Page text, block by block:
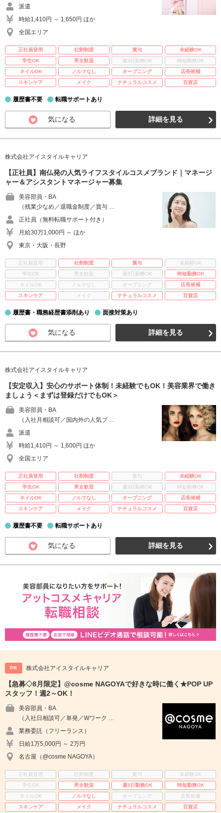
派遣
時給1,410円 ～ 1,650円 ほか
全国エリア
正社員登用 社割制度 賞与
未経験OK
学生OK
男女歓迎 週3日勤務OK
時短勤務OK
ネイルOK
ノルマなし オープニング
店長候補
スキンケア
メイク ナチュラルコスメ 百貨店
履歴書不要 転職サポートあり
気になる 詳細を見る
株式会社アイスタイルキャリア
【正社員】南仏発の人気ライフスタイルコスメブランド｜マネージ
ャー＆アシスタントマネージャー募集
美容部員・BA
（残業少なめ／退職金制度／賞与 …
正社員（無料転職サポート付き）
月給30万1,000円 ～ ほか
東京・大阪・長野
正社員登用 社割制度 賞与
未経験OK
学生OK
男女歓迎 週3日勤務OK
時短勤務OK
ネイルOK
ノルマなし オープニング
店長候補
スキンケア
メイク ナチュラルコスメ 百貨店
履歴書・職務経歴書添削あり 面接対策あり
気になる 詳細を見る
株式会社アイスタイルキャリア
【安定収入】安心のサポート体制！未経験でもOK！美容業界で働き
ましょう＜まずは登録だけでもOK＞
美容部員・BA
（入社月相談可／国内外の人気ブ …
派遣
時給1,410円 ～ 1,600円 ほか
全国エリア
正社員登用 社割制度 賞与
未経験OK
学生OK
男女歓迎 週3日勤務OK
時短勤務OK
ネイルOK
ノルマなし オープニング
店長候補
スキンケア
メイク ナチュラルコスメ 百貨店
履歴書不要 転職サポートあり
気になる 詳細を見る
PR 株式会社アイスタイルキャリア
【急募◇8月限定】@cosme NAGOYAで好きな時に働く★POP UP
スタッフ！週2～OK！
美容部員・BA
（入社日相談可／単発／Wワーク …
業務委託（フリーランス）
日給1万5,000円 ～ 2万円
名古屋（@cosme NAGOYA）
正社員登用 社割制度 賞与
未経験OK
学生OK
男女歓迎 週3日勤務OK
時短勤務OK
ネイルOK
ノルマなし オープニング
店長候補
スキンケア
メイク ナチュラルコスメ 百貨店